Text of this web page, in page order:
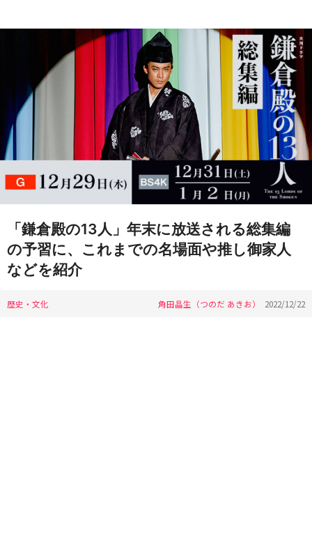
「鎌倉殿の13人」年末に放送される総集編
の予習に、これまでの名場面や推し御家人
などを紹介
歴史・文化 角田晶生（つのだ あきお） 2022/12/22